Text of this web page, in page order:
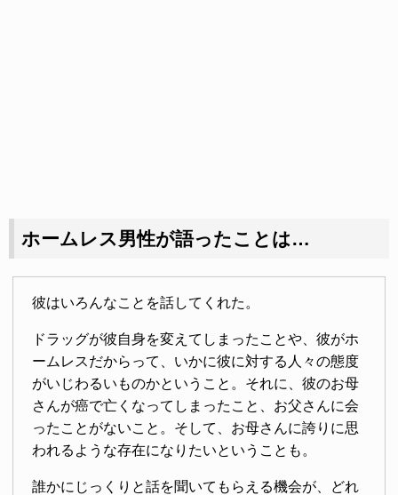
ホームレス男性が語ったことは…
彼はいろんなことを話してくれた。
ドラッグが彼自身を変えてしまったことや、彼がホ
ームレスだからって、いかに彼に対する人々の態度
がいじわるいものかということ。それに、彼のお母
さんが癌で亡くなってしまったこと、お父さんに会
ったことがないこと。そして、お母さんに誇りに思
われるような存在になりたいということも。
誰かにじっくりと話を聞いてもらえる機会が、どれ